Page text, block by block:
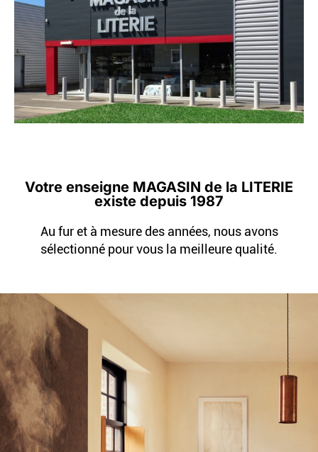
Votre enseigne MAGASIN de la LITERIE
existe depuis 1987
Au fur et à mesure des années, nous avons
sélectionné pour vous la meilleure qualité.